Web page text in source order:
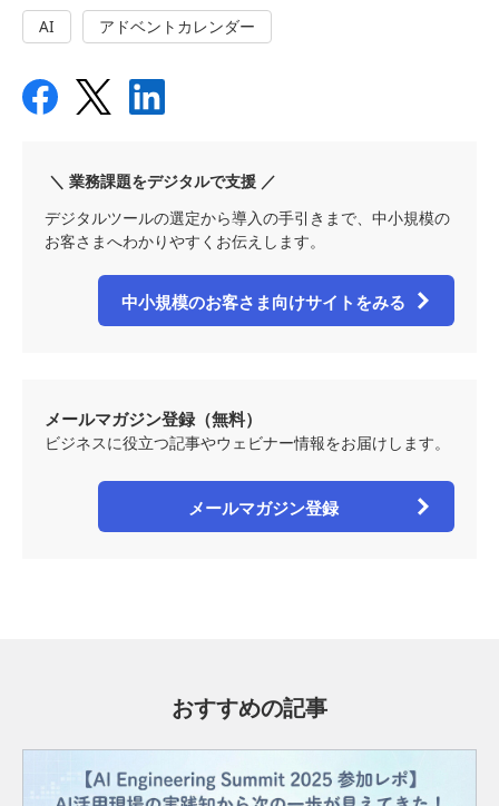
AI アドベントカレンダー
＼ 業務課題をデジタルで支援 ／
デジタルツールの選定から導入の手引きまで、中小規模の
お客さまへわかりやすくお伝えします。
中小規模のお客さま向けサイトをみる
メールマガジン登録（無料）
ビジネスに役立つ記事やウェビナー情報をお届けします。
メールマガジン登録
おすすめの記事